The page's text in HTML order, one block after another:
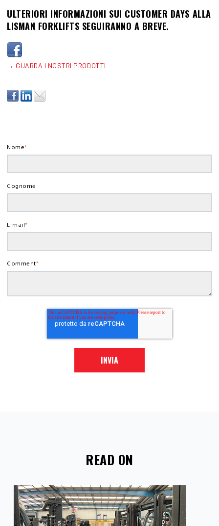
ULTERIORI INFORMAZIONI SUI CUSTOMER DAYS ALLA
LISMAN FORKLIFTS SEGUIRANNO A BREVE.
→ GUARDA I NOSTRI PRODOTTI
Nome*
Cognome
E-mail*
Comment*
READ ON